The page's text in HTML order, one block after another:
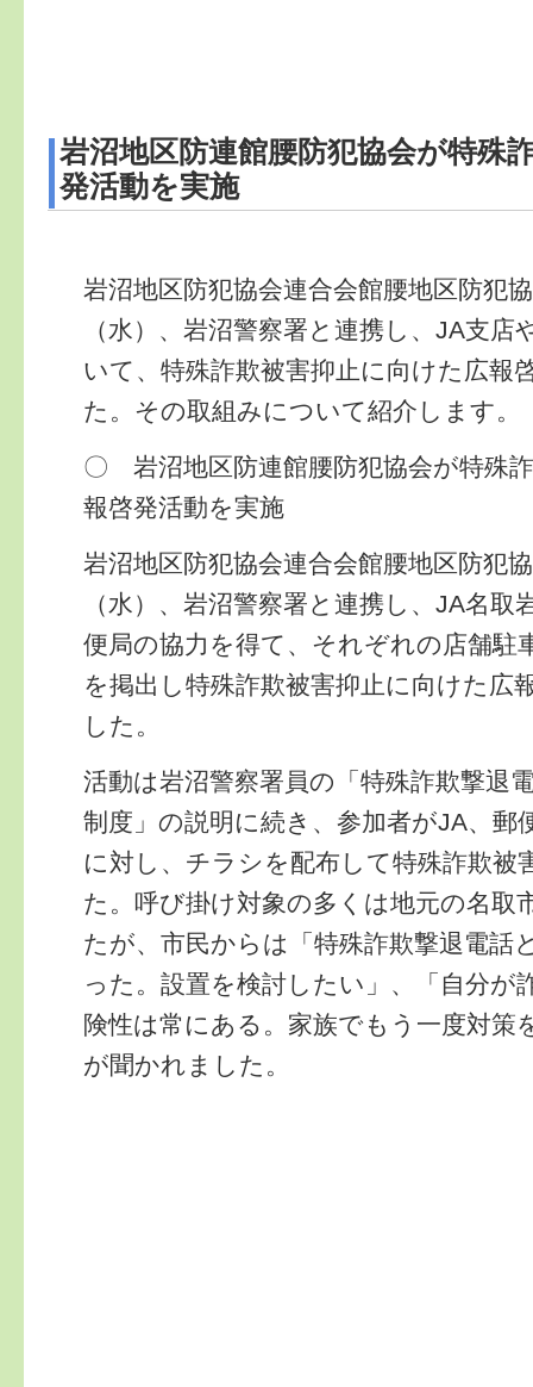
岩沼地区防連館腰防犯協会が特殊
発活動を実施
岩沼地区防犯協会連合会館腰地区防犯
（水）、岩沼警察署と連携し、JA支店
いて、特殊詐欺被害抑止に向けた広報
た。その取組みについて紹介します。
〇 岩沼地区防連館腰防犯協会が特殊
報啓発活動を実施
岩沼地区防犯協会連合会館腰地区防犯
（水）、岩沼警察署と連携し、JA名取
便局の協力を得て、それぞれの店舗駐
を掲出し特殊詐欺被害抑止に向けた広
した。
活動は岩沼警察署員の「特殊詐欺撃退
制度」の説明に続き、参加者がJA、郵
に対し、チラシを配布して特殊詐欺被
た。呼び掛け対象の多くは地元の名取
たが、市民からは「特殊詐欺撃退電話
った。設置を検討したい」、「自分が
険性は常にある。家族でもう一度対策
が聞かれました。